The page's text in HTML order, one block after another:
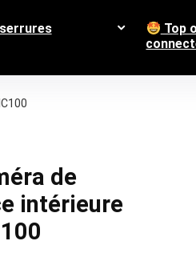
Top
de
intérieure